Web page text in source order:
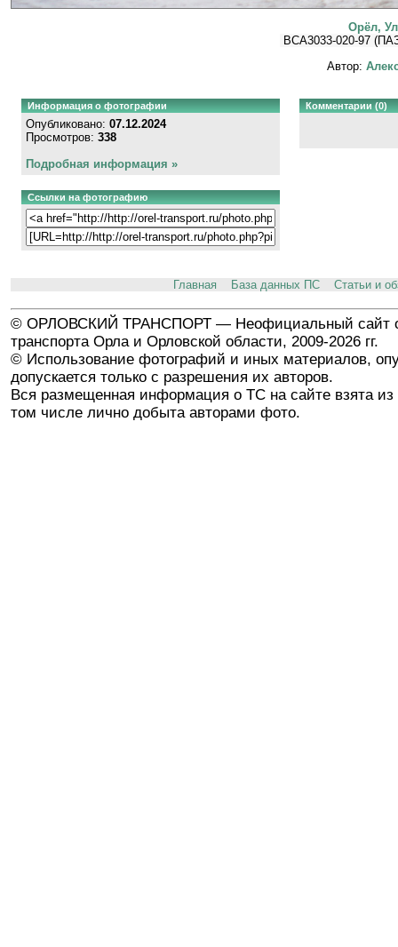
Орёл,
ВСА3033-020-97
Автор:
Информация о фотографии
Опубликовано: 07.12.2024
Просмотров: 338
Подробная информация »
Ссылки на фотографию
Комментарии (0)
Главная База данных ПС Статьи и
© ОРЛОВСКИЙ ТРАНСПОРТ — Неофициальный сайт
транспорта Орла и Орловской области, 2009-2026 гг.
© Использование фотографий и иных материалов,
допускается только с разрешения их авторов.
Вся размещенная информация о ТС на сайте взята из
том числе лично добыта авторами фото.